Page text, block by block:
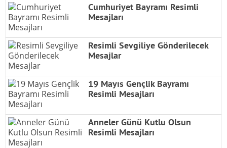
Cumhuriyet Bayramı Resimli
Mesajları
Resimli Sevgiliye Gönderilecek
Mesajlar
19 Mayıs Gençlik Bayramı
Resimli Mesajları
Anneler Günü Kutlu Olsun
Resimli Mesajları